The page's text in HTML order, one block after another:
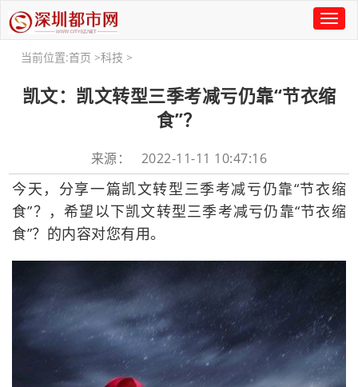
Toggle
当前位置:首页 >科技 >
凯文：凯文转型三季考减亏仍靠“节衣缩
食”？
来源： 2022-11-11 10:47:16
今天，分享一篇凯文转型三季考减亏仍靠“节衣缩
食”？，希望以下凯文转型三季考减亏仍靠“节衣缩
食”？的内容对您有用。